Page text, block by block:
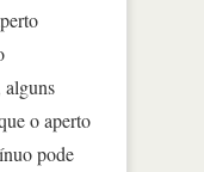
alguns
o aperto
pode